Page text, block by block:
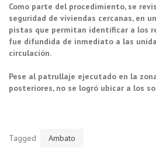
Como parte del procedimiento, se
seguridad de viviendas cercanas, en
pistas que permitan identificar a los
fue difundida de inmediato a las
circulación.
Pese al patrullaje ejecutado en la
posteriores, no se logró ubicar a los
Tagged Ambato